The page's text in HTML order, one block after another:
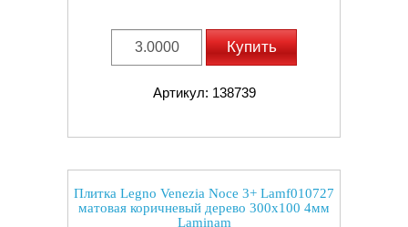
Купить
Артикул: 138739
Плитка Legno Venezia Noce 3+ Lamf010727
матовая коричневый дерево 300x100 4мм
Laminam